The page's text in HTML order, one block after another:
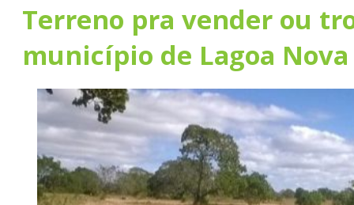
Terreno pra vender ou
município de Lagoa Nova